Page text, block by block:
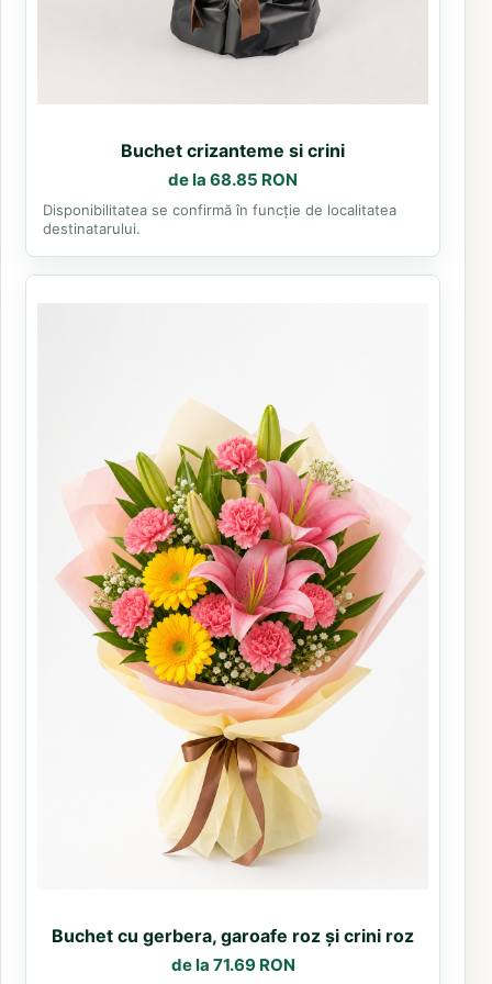
Buchet crizanteme si crini
de la 68.85 RON
Disponibilitatea se confirmă în funcție de localitatea
destinatarului.
Buchet cu gerbera, garoafe roz și crini roz
de la 71.69 RON